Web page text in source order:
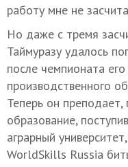
работу мне не
Но даже с тремя
Таймуразу удалось
после чемпионата
производственного
Теперь он
образование,
аграрный
WorldSkills Russia